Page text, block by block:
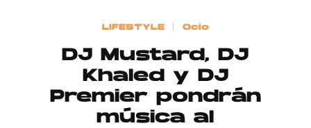
Contacto
Aviso Legal
LIFESTYLE Ocio
DJ Mustard, DJ
Khaled y DJ
Premier pondrán
música al